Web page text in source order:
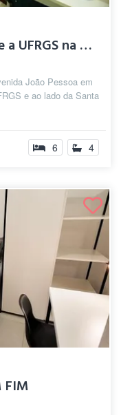
Quarto mobiliado em frente a UFRGS na Ci...
João Pessoa em
e ao lado da Santa
6 4
FIM